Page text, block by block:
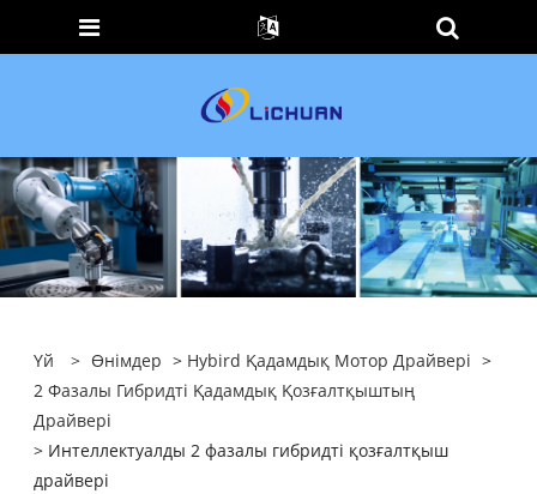
Үй > Өнімдер > Hybird Қадамдық Мотор Драйвері >
2 Фазалы Гибридті Қадамдық Қозғалтқыштың
Драйвері
> Интеллектуалды 2 фазалы гибридті қозғалтқыш
драйвері